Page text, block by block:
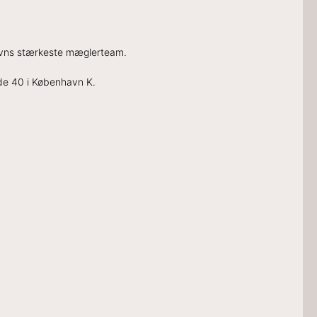
stærkeste mæglerteam.
40 i København K.